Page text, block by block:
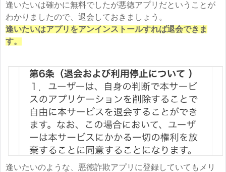
逢いたいは確かに無料でしたが悪徳アプリだということが
わかりましたので、退会しておきましょう。
逢いたいはアプリをアンインストールすれば退会できま
す。
逢いたいのような、悪徳詐欺アプリに登録していてもメリ